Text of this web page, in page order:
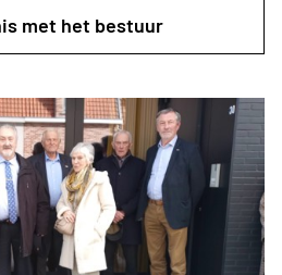
met het bestuur